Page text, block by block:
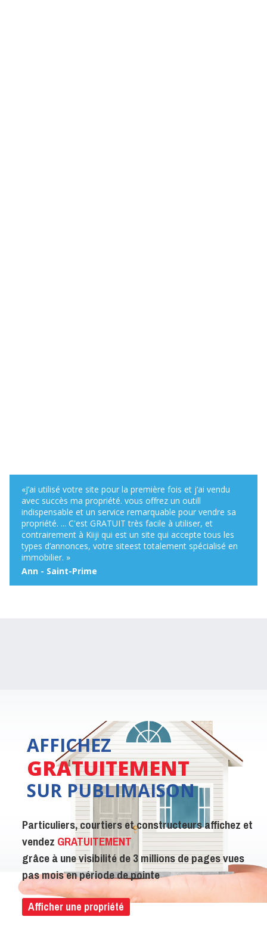
«J’ai utilisé votre site pour la première fois et j‘ai vendu
avec succès ma propriété. vous offrez un outill
indispensable et un service remarquable pour vendre sa
propriété. ... C'est GRATUIT très facile à utiliser, et
contrairement à Kiiji qui est un site qui accepte tous les
types d’annonces, votre siteest totalement spécialisé en
immobilier. »
Ann - Saint-Prime
AFFICHEZ
GRATUITEMENT
SUR PUBLIMAISON
Particuliers, courtiers et constructeurs affichez et
vendez GRATUITEMENT
grâce à une visibilité de 3 millions de pages vues
pas mois en période de pointe
Afficher une propriété